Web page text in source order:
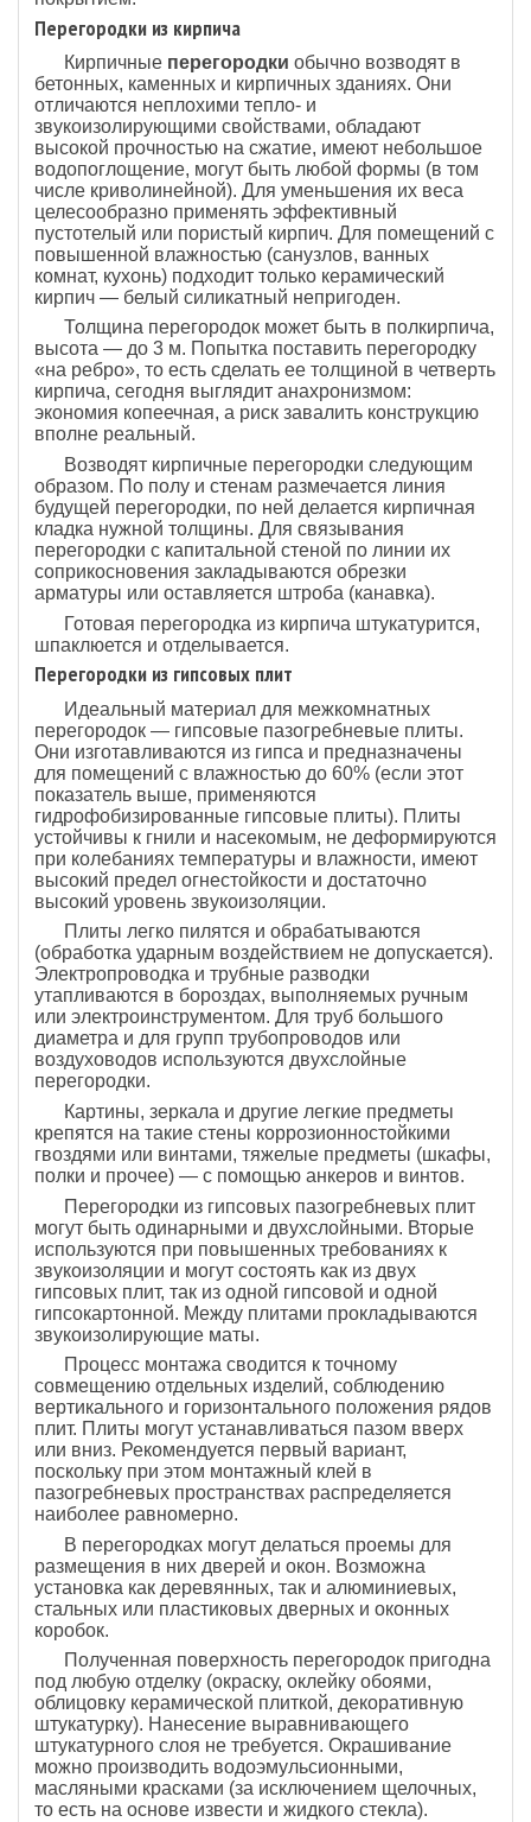
Перегородки из кирпича
Кирпичные перегородки обычно возводят в
бетонных, каменных и кирпичных зданиях. Они
отличаются неплохими тепло- и
звукоизолирующими свойствами, обладают
высокой прочностью на сжатие, имеют небольшое
водопоглощение, могут быть любой формы (в том
числе криволинейной). Для уменьшения их веса
целесообразно применять эффективный
пустотелый или пористый кирпич. Для помещений с
повышенной влажностью (санузлов, ванных
комнат, кухонь) подходит только керамический
кирпич — белый силикатный непригоден.
Толщина перегородок может быть в полкирпича,
высота — до 3 м. Попытка поставить перегородку
«на ребро», то есть сделать ее толщиной в четверть
кирпича, сегодня выглядит анахронизмом:
экономия копеечная, а риск завалить конструкцию
вполне реальный.
Возводят кирпичные перегородки следующим
образом. По полу и стенам размечается линия
будущей перегородки, по ней делается кирпичная
кладка нужной толщины. Для связывания
перегородки с капитальной стеной по линии их
соприкосновения закладываются обрезки
арматуры или оставляется штроба (канавка).
Готовая перегородка из кирпича штукатурится,
шпаклюется и отделывается.
Перегородки из гипсовых плит
Идеальный материал для межкомнатных
перегородок — гипсовые пазогребневые плиты.
Они изготавливаются из гипса и предназначены
для помещений с влажностью до 60% (если этот
показатель выше, применяются
гидрофобизированные гипсовые плиты). Плиты
устойчивы к гнили и насекомым, не деформируются
при колебаниях температуры и влажности, имеют
высокий предел огнестойкости и достаточно
высокий уровень звукоизоляции.
Плиты легко пилятся и обрабатываются
(обработка ударным воздействием не допускается).
Электропроводка и трубные разводки
утапливаются в бороздах, выполняемых ручным
или электроинструментом. Для труб большого
диаметра и для групп трубопроводов или
воздуховодов используются двухслойные
перегородки.
Картины, зеркала и другие легкие предметы
крепятся на такие стены коррозионностойкими
гвоздями или винтами, тяжелые предметы (шкафы,
полки и прочее) — с помощью анкеров и винтов.
Перегородки из гипсовых пазогребневых плит
могут быть одинарными и двухслойными. Вторые
используются при повышенных требованиях к
звукоизоляции и могут состоять как из двух
гипсовых плит, так из одной гипсовой и одной
гипсокартонной. Между плитами прокладываются
звукоизолирующие маты.
Процесс монтажа сводится к точному
совмещению отдельных изделий, соблюдению
вертикального и горизонтального положения рядов
плит. Плиты могут устанавливаться пазом вверх
или вниз. Рекомендуется первый вариант,
поскольку при этом монтажный клей в
пазогребневых пространствах распределяется
наиболее равномерно.
В перегородках могут делаться проемы для
размещения в них дверей и окон. Возможна
установка как деревянных, так и алюминиевых,
стальных или пластиковых дверных и оконных
коробок.
Полученная поверхность перегородок пригодна
под любую отделку (окраску, оклейку обоями,
облицовку керамической плиткой, декоративную
штукатурку). Нанесение выравнивающего
штукатурного слоя не требуется. Окрашивание
можно производить водоэмульсионными,
масляными красками (за исключением щелочных,
то есть на основе извести и жидкого стекла).